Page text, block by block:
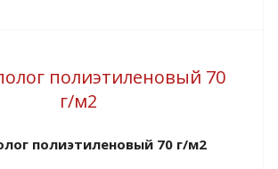
полиэтиленовый 70 г/м2